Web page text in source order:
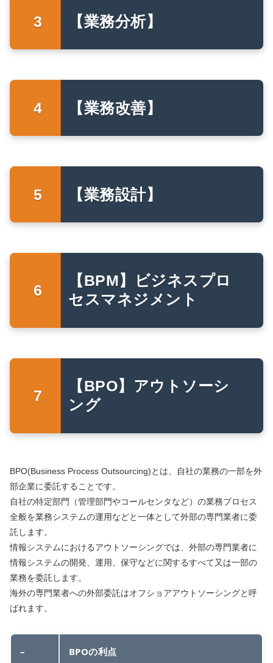
【業務分析】
【業務改善】
【業務設計】
【BPM】ビジネスプロ
セスマネジメント
【BPO】アウトソーシ
ング
BPO(Business Process Outsourcing)とは、自社の業務の一部を外
部企業に委託することです。
自社の特定部門（管理部門やコールセンタなど）の業務プロセス
全般を業務システムの運用などと一体として外部の専門業者に委
託します。
情報システムにおけるアウトソーシングでは、外部の専門業者に
情報システムの開発、運用、保守などに関するすべて又は一部の
業務を委託します。
海外の専門業者への外部委託はオフショアアウトソーシングと呼
ばれます。
– BPOの利点